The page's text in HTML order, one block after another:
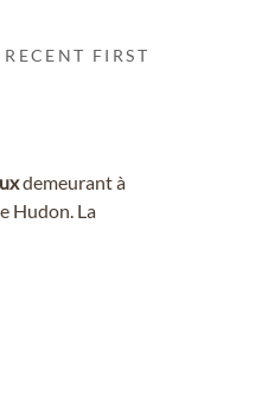
FIRST
demeurant à
Hudon. La